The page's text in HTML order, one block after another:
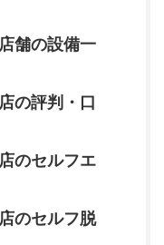
舗の設備一
の評判・口
のセルフエ
のセルフ脱